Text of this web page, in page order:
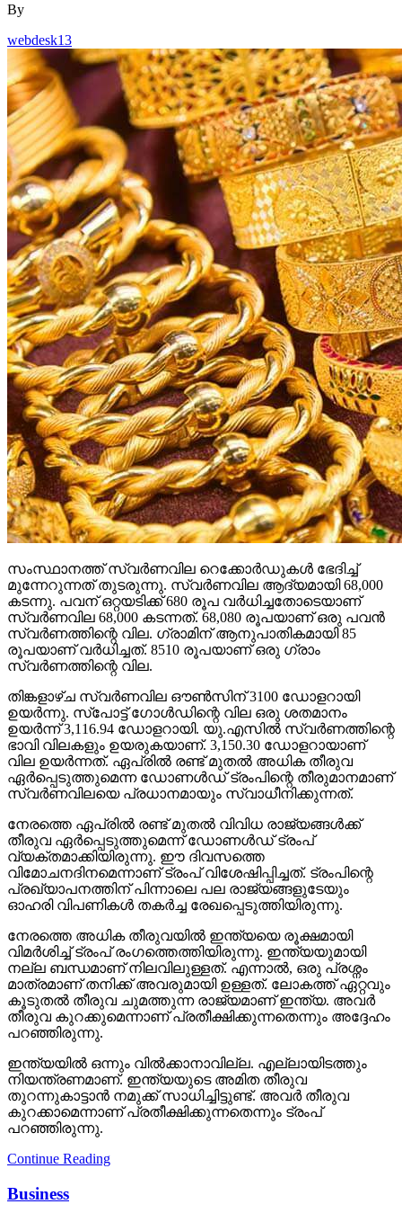
By
webdesk13
സംസ്ഥാനത്ത് സ്വര്‍ണവില റെക്കോര്‍ഡുകള്‍ ഭേദിച്ച്
മുന്നേറുന്നത് തുടരുന്നു. സ്വര്‍ണവില ആദ്യമായി 68,000
കടന്നു. പവന് ഒറ്റയടിക്ക് 680 രൂപ വര്‍ധിച്ചതോടെയാണ്
സ്വര്‍ണവില 68,000 കടന്നത്. 68,080 രൂപയാണ് ഒരു പവന്‍
സ്വര്‍ണത്തിന്റെ വില. ഗ്രാമിന് ആനുപാതികമായി 85
രൂപയാണ് വര്‍ധിച്ചത്. 8510 രൂപയാണ് ഒരു ഗ്രാം
സ്വര്‍ണത്തിന്റെ വില.
തിങ്കളാഴ്ച സ്വർണവില ഔൺസിന് 3100 ഡോളറായി
ഉയർന്നു. സ്​പോട്ട് ഗോൾഡിന്റെ വില ഒരു ശതമാനം
ഉയർന്ന് 3,116.94 ഡോളറായി. യു.എസിൽ സ്വർണത്തിന്റെ
ഭാവി വിലകളും ഉയരുകയാണ്. 3,150.30 ഡോളറായാണ്
വില ഉയർന്നത്. ഏപ്രിൽ രണ്ട് മുതൽ അധിക തീരുവ
ഏർപ്പെടുത്തുമെന്ന ഡോണൾഡ് ട്രംപിന്റെ തീരുമാനമാണ്
സ്വർണവിലയെ പ്രധാനമായും സ്വാധീനിക്കുന്നത്.
നേരത്തെ ഏപ്രിൽ രണ്ട് മുതൽ വിവിധ രാജ്യങ്ങൾക്ക്
തീരുവ ഏർപ്പെടുത്തുമെന്ന് ഡോണൾഡ് ട്രംപ്
വ്യക്തമാക്കിയിരുന്നു. ഈ ദിവസത്തെ
വിമോചനദിനമെന്നാണ് ​ട്രംപ് വിശേഷിപ്പിച്ചത്. ട്രംപിന്റെ
പ്രഖ്യാപനത്തിന് പിന്നാലെ പല രാജ്യങ്ങളു​ടേയും
ഓഹരി വിപണികൾ തകർച്ച രേഖപ്പെടുത്തിയിരുന്നു.
നേരത്തെ അധിക തീരുവയിൽ ഇന്ത്യയെ രൂക്ഷമായി
വിമർശിച്ച് ട്രംപ് രംഗത്തെത്തിയിരുന്നു. ഇന്ത്യയുമായി
നല്ല ബന്ധമാണ് നിലവിലുള്ളത്. എന്നാൽ, ഒരു പ്രശ്നം
മാത്രമാണ് തനിക്ക് അവരുമായി ഉള്ളത്. ലോകത്ത് ഏറ്റവും
കൂടുതൽ തീരുവ ചുമത്തുന്ന രാജ്യമാണ് ഇന്ത്യ. അവർ
തീരുവ കുറക്കുമെന്നാണ് പ്രതീക്ഷിക്കുന്നതെന്നും അദ്ദേഹം
പറഞ്ഞിരുന്നു.
ഇന്ത്യയിൽ ഒന്നും വിൽക്കാനാവില്ല. എല്ലായിടത്തും
നിയന്ത്രണമാണ്. ഇന്ത്യയുടെ അമിത തീരുവ
തുറന്നുകാട്ടാൻ നമുക്ക് സാധിച്ചിട്ടുണ്ട്. അവർ തീരുവ
കുറക്കാമെന്നാണ് പ്രതീക്ഷിക്കുന്നതെന്നും ട്രംപ്
പറഞ്ഞിരുന്നു.
Continue Reading
Business